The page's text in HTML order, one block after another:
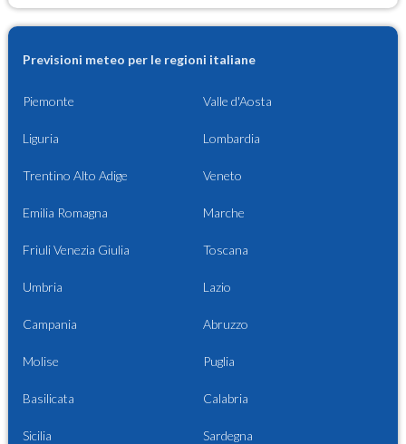
Previsioni meteo per le regioni italiane
Piemonte Valle d'Aosta
Liguria Lombardia
Trentino Alto Adige Veneto
Emilia Romagna Marche
Friuli Venezia Giulia Toscana
Umbria Lazio
Campania Abruzzo
Molise Puglia
Basilicata Calabria
Sicilia Sardegna